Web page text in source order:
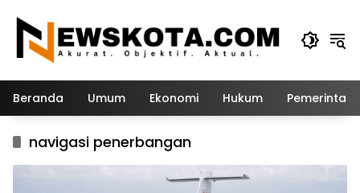
konten
Beranda Umum Ekonomi Hukum
navigasi penerbangan